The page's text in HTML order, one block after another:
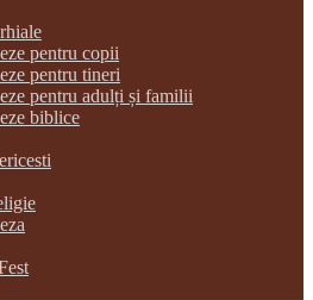
pentru copii
pentru tineri
pentru adulți și familii
biblice